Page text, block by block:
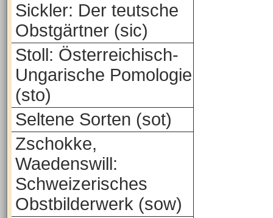
Sickler: Der teutsche
Obstgärtner (sic)
Stoll: Österreichisch-
Ungarische Pomologie
(sto)
Seltene Sorten (sot)
Zschokke,
Waedenswill:
Schweizerisches
Obstbilderwerk (sow)